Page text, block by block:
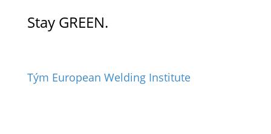
Stay GREEN.
Tým European Welding Institute